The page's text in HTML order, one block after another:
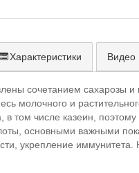
Характеристики Видео
сочетанием сахарозы и
молочного и
в том числе казеин,
основными важными
укрепление иммунитета.